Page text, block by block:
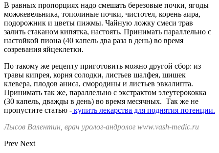
В равных пропорциях надо смешать березовые почки, ягоды
можжевельника, тополиные почки, чистотел, корень аира,
подорожник и цветы пижмы. Чайную ложку смеси трав
залить стаканом кипятка, настоять. Принимать параллельно с
настойкой пиона (40 капель два раза в день) во время
созревания яйцеклетки.
По такому же рецепту приготовить можно другой сбор: из
травы кипрея, корня солодки, листьев шалфея, шишек
клевера, плодов аниса, смородины и листьев эвкалипта.
Принимать так же, параллельно с экстрактом элеутерококка
(30 капель, дважды в день) во время месячных. Так же не
пропустите статью - купить лекарства для поднятия потенции.
Лысов Валентин, врач уролог-андролог www.vash-medic.ru
Prev Next